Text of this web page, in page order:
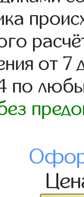
от 7
по